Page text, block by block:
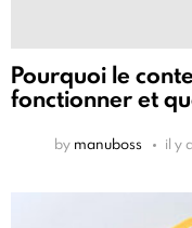
Pourquoi le
fonctionner et
by manuboss il y